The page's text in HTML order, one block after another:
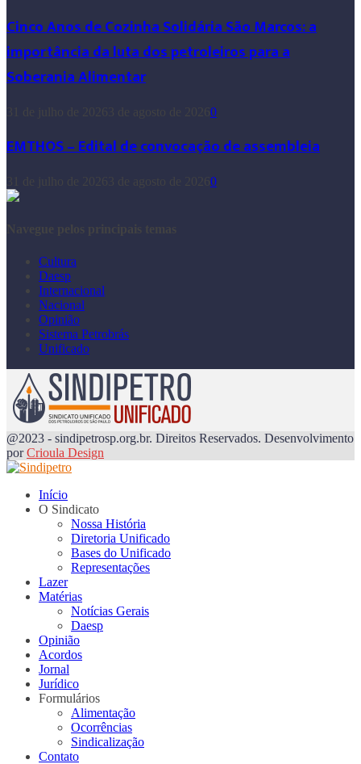
Cinco Anos de Cozinha Solidária São Marcos: a
importância da luta dos petroleiros para a
Soberania Alimentar
0
EMTHOS – Edital de convocação de assembleia
0
Navegue pelos principais temas
Cultura
Daesp
Internacional
Nacional
Opinião
Sistema Petrobrás
Unificado
@2023 - sindipetrosp.org.br. Direitos Reservados. Desenvolvimento
porCrioula Design
Início
O Sindicato
Nossa História
Diretoria Unificado
Bases do Unificado
Representações
Lazer
Matérias
Notícias Gerais
Daesp
Opinião
Acordos
Jornal
Jurídico
Formulários
Alimentação
Ocorrências
Sindicalização
Contato